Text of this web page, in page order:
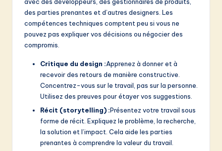
avec des développeurs, des gestionnaires de produits,
des parties prenantes et d’autres designers. Les
compétences techniques comptent peu si vous ne
pouvez pas expliquer vos décisions ou négocier des
compromis.
Critique du design :Apprenez à donner et à
recevoir des retours de manière constructive.
Concentrez-vous sur le travail, pas sur la personne.
Utilisez des preuves pour étayer vos suggestions.
Récit (storytelling) :Présentez votre travail sous
forme de récit. Expliquez le problème, la recherche,
la solution et l’impact. Cela aide les parties
prenantes à comprendre la valeur du travail.